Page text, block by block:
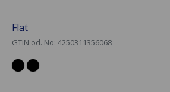
Flat
GTIN od. No: 4250311356068